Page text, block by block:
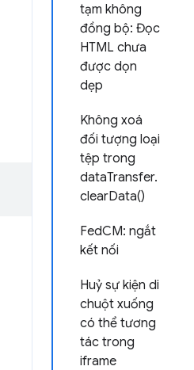
tạm không
đồng bộ: Đọc
HTML chưa
được dọn
dẹp
Không xoá
đối tượng loại
tệp trong
dataTransfer.
clearData()
FedCM: ngắt
kết nối
Huỷ sự kiện di
chuột xuống
có thể tương
tác trong
iframe